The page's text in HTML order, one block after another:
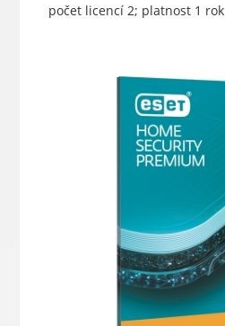
počet licencí 2; platnost 1 rok